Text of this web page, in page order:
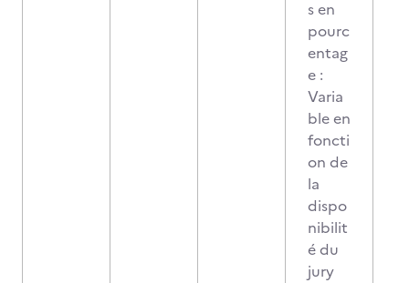
s en
pourc
entag
e :
Varia
ble en
foncti
on de
la
dispo
nibilit
é du
jury